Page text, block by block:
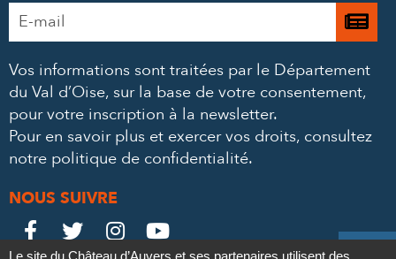
Adresse
*
Je
à
Vos informations sont traitées par le Département
du Val d’Oise, sur la base de votre consentement,
pour votre inscription à la newsletter.
Pour en savoir plus et exercer vos droits, consultez
notre politique de confidentialité.
NOUS SUIVRE
Le

Le

Le

Le

Le site du Château d’Auvers et ses partenaires utilisent des